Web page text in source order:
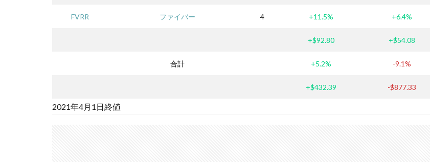
FVRR ファイバー 4 +11.5% +6.4%
+$92.80 +$54.08
合計 +5.2% -9.1%
+$432.39 -$877.33
2021年4月1日終値